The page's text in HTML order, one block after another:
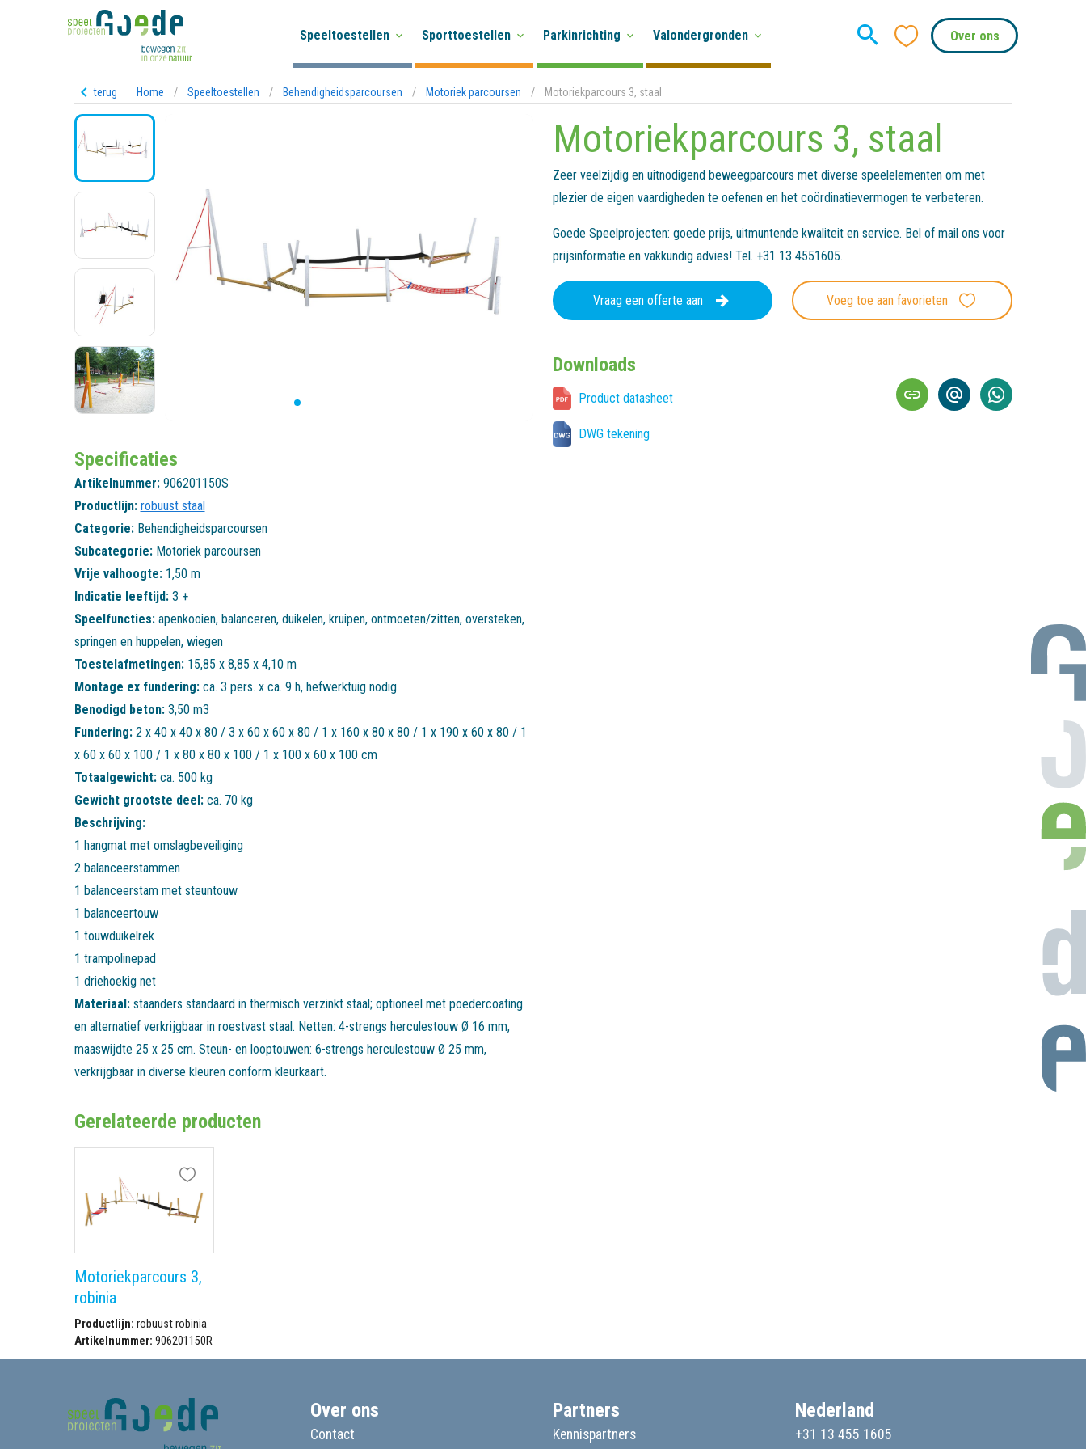
Speeltoestellen Sporttoestellen Parkinrichting Valondergronden Over ons
terug Home / Speeltoestellen / Behendigheidsparcoursen / Motoriek parcoursen / Motoriekparcours 3, staal
Specificaties
Artikelnummer: 906201150S
Productlijn: robuust staal
Categorie: Behendigheidsparcoursen
Subcategorie: Motoriek parcoursen
Vrije valhoogte: 1,50 m
Indicatie leeftijd: 3 +
Speelfuncties: apenkooien, balanceren, duikelen, kruipen, ontmoeten/zitten, oversteken,
springen en huppelen, wiegen
Toestelafmetingen: 15,85 x 8,85 x 4,10 m
Montage ex fundering: ca. 3 pers. x ca. 9 h, hefwerktuig nodig
Benodigd beton: 3,50 m3
Fundering: 2 x 40 x 40 x 80 / 3 x 60 x 60 x 80 / 1 x 160 x 80 x 80 / 1 x 190 x 60 x 80 / 1
x 60 x 60 x 100 / 1 x 80 x 80 x 100 / 1 x 100 x 60 x 100 cm
Totaalgewicht: ca. 500 kg
Gewicht grootste deel: ca. 70 kg
Beschrijving:
1 hangmat met omslagbeveiliging
2 balanceerstammen
1 balanceerstam met steuntouw
1 balanceertouw
1 touwduikelrek
1 trampolinepad
1 driehoekig net
Materiaal: staanders standaard in thermisch verzinkt staal; optioneel met poedercoating
en alternatief verkrijgbaar in roestvast staal. Netten: 4-strengs herculestouw Ø 16 mm,
maaswijdte 25 x 25 cm. Steun- en looptouwen: 6-strengs herculestouw Ø 25 mm,
verkrijgbaar in diverse kleuren conform kleurkaart.
Gerelateerde producten
Motoriekparcours 3,
robinia
Productlijn: robuust robinia
Artikelnummer: 906201150R
Motoriekparcours 3, staal
Zeer veelzijdig en uitnodigend beweegparcours met diverse speelelementen om met
plezier de eigen vaardigheden te oefenen en het coördinatievermogen te verbeteren.
Goede Speelprojecten: goede prijs, uitmuntende kwaliteit en service. Bel of mail ons voor
prijsinformatie en vakkundig advies! Tel. +31 13 4551605.
Vraag een offerte aan Voeg toe aan favorieten
Downloads
Product datasheet
DWG tekening
Over ons
Contact
Partners
Kennispartners
Nederland
+31 13 455 1605